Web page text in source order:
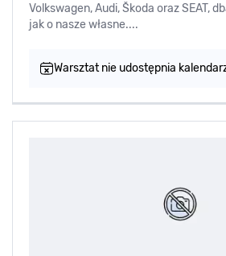
Volkswagen, Audi, Škoda oraz SEAT,
jak o nasze własne....
Warsztat nie udostępnia